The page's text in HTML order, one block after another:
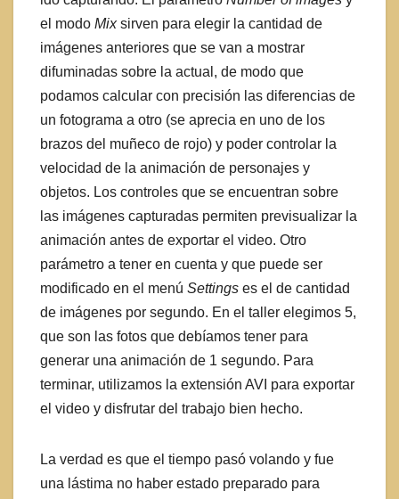
el modo Mixsirven para elegir la cantidad de
imágenes anteriores que se van a mostrar
difuminadas sobre la actual, de modo que
podamos calcular con precisión las diferencias de
un fotograma a otro (se aprecia en uno de los
brazos del muñeco de rojo) y poder controlar la
velocidad de la animación de personajes y
objetos. Los controles que se encuentran sobre
las imágenes capturadas permiten previsualizar la
animación antes de exportar el video. Otro
parámetro a tener en cuenta y que puede ser
modificado en el menú Settings es el de cantidad
de imágenes por segundo. En el taller elegimos 5,
que son las fotos que debíamos tener para
generar una animación de 1 segundo. Para
terminar, utilizamos la extensión AVI para exportar
el video y disfrutar del trabajo bien hecho.
La verdad es que el tiempo pasó volando y fue
una lástima no haber estado preparado para